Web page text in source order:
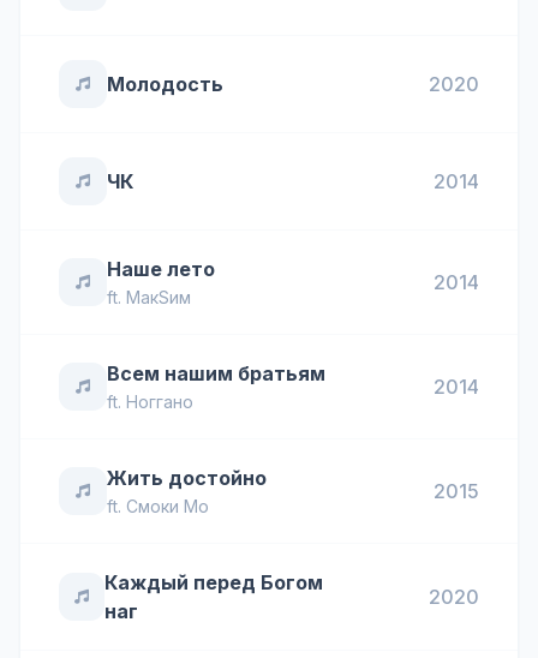
Молодость 2020
ЧК 2014
Наше лето
ft. МакSим
2014
Всем нашим братьям
ft. Ноггано
2014
Жить достойно
ft. Смоки Мо
2015
Каждый перед Богом
наг
2020